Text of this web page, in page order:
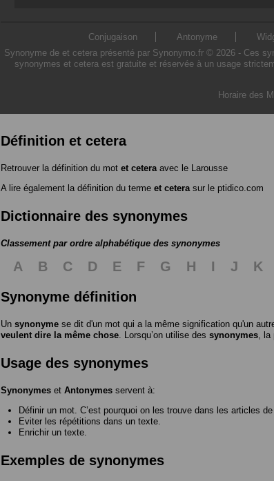
Conjugaison Antonyme
Synonyme de et cetera présenté par Synonymo.fr © 2026 - Ces
synonymes et cetera est gratuite et réservée à un usage
Horaire des
Définition et cetera
Retrouver la définition du mot et cetera avec le Larousse
A lire également la définition du terme et cetera sur le ptidico.com
Dictionnaire des synonymes
Classement par ordre alphabétique des synonymes
A B C D E F G H I J K
Synonyme définition
Un synonyme se dit d'un mot qui a la même signification qu'un
veulent dire la même chose . Lorsqu’on utilise des synonymes ,
Usage des synonymes
Synonymes et Antonymes servent à:
Définir un mot. C’est pourquoi on les trouve dans les articles de
Eviter les répétitions dans un texte.
Enrichir un texte.
Exemples de synonymes